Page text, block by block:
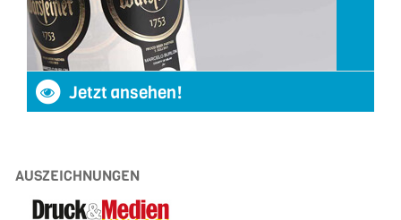
Jetzt ansehen!
AUSZEICHNUNGEN